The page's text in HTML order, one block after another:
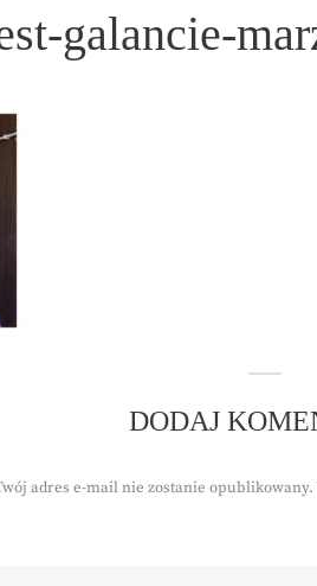
galancie-
DODAJ
adres e-mail nie zostanie opublikowany.